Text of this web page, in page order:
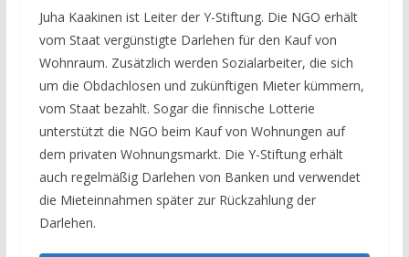
Juha Kaakinen ist Leiter der Y-Stiftung. Die NGO erhält
vom Staat vergünstigte Darlehen für den Kauf von
Wohnraum. Zusätzlich werden Sozialarbeiter, die sich
um die Obdachlosen und zukünftigen Mieter kümmern,
vom Staat bezahlt. Sogar die finnische Lotterie
unterstützt die NGO beim Kauf von Wohnungen auf
dem privaten Wohnungsmarkt. Die Y-Stiftung erhält
auch regelmäßig Darlehen von Banken und verwendet
die Mieteinnahmen später zur Rückzahlung der
Darlehen.